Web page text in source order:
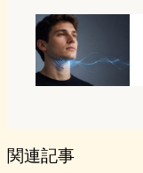
関連記事